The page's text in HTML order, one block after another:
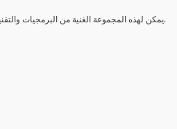
يمكن لهذه المجموعة الغنية من البرمجيات والتقنيات المبتكرة أن تساعدك على تصميم وبناء وتصميم وبناء مشاريع بنية تحتية مدنية عالية الجودة وأكثر قابلية للتنبؤ.